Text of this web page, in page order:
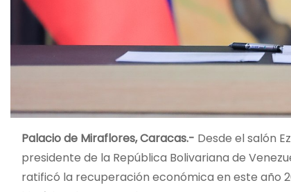
Palacio de Miraflores, Caracas.- Desde el salón
presidente de la República Bolivariana de
ratificó la recuperación económica en este año